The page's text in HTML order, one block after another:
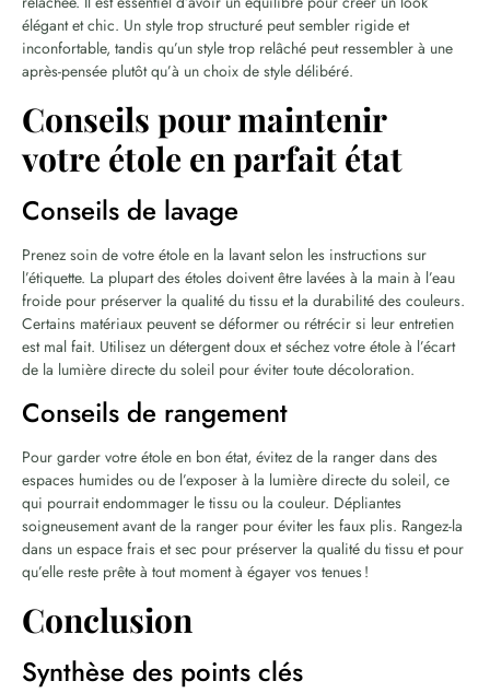
élégant et chic. Un style trop structuré peut sembler rigide et
inconfortable, tandis qu’un style trop relâché peut ressembler à une
après-pensée plutôt qu’à un choix de style délibéré.
Conseils pour maintenir
votre étole en parfait état
Conseils de lavage
Prenez soin de votre étole en la lavant selon les instructions sur
l’étiquette. La plupart des étoles doivent être lavées à la main à l’eau
froide pour préserver la qualité du tissu et la durabilité des couleurs.
Certains matériaux peuvent se déformer ou rétrécir si leur entretien
est mal fait. Utilisez un détergent doux et séchez votre étole à l’écart
de la lumière directe du soleil pour éviter toute décoloration.
Conseils de rangement
Pour garder votre étole en bon état, évitez de la ranger dans des
espaces humides ou de l’exposer à la lumière directe du soleil, ce
qui pourrait endommager le tissu ou la couleur. Dépliantes
soigneusement avant de la ranger pour éviter les faux plis. Rangez-la
dans un espace frais et sec pour préserver la qualité du tissu et pour
qu’elle reste prête à tout moment à égayer vos tenues !
Conclusion
Synthèse des points clés